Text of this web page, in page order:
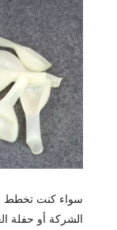
سواء كنت تخطط
الشركة أو حفلة